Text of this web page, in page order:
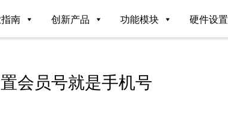
南 创新产品 功能模块 硬件设置
会员号就是手机号